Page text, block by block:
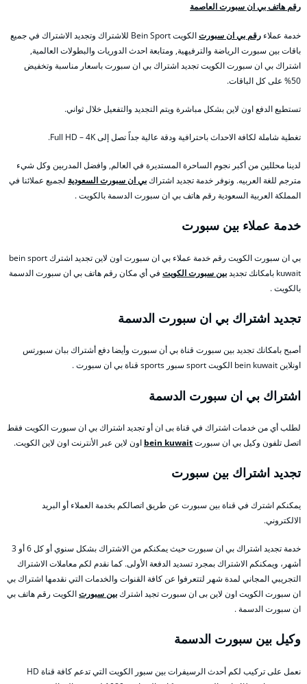
رقم هاتف بي ان سبورت العاصمة
خدمة عملاء رقم بي ان سبورت
الكويت Bein Sport للاشتراك وتجديد الاشتراك في جميع
باقات بين سبورت الرياضة والترفيهية, ومتابعة احدث الدوريات والبطولات العالمية,
اشتراك بي ان سبورت الكويت تجديد اشتراك بي ان سبورت باسعار مناسبة وتخفيض
50% على كل الباقات.
تستطيع الدفع اون لاين بشكل مباشرة ويتم التجديد والتفعيل خلال ثواني.
تغطية شاملة لكافة الاحداث باحترافية ودقة عالية جداً تصل إلى Full HD – 4K.
لدينا محللين من أكبر نجوم الساحرة المستديرة في العالم, وافضل المدربين وكل شيء
مترجم للغة العربيه. ونوفر خدمة تجديد اشتراكبي ان سبورت السعودية لجميع عملائنا في
المملكة العربية السعودية رقم هاتف بي ان سبورت الدسمة بالكويت .
خدمة عملاء بين سبورت
بي ان سبورت الكويت رقم خدمة عملاء بي ان سبورت اون لاين تجديد اشترك bein sport
kuwait بامكانك تجديد
بين سبورت الكويت في أي مكان رقم هاتف بي ان سبورت الدسمة
بالكويت .
تجديد اشتراك بي ان سبورت الدسمة
أصبح بامكانك تجديد بين سبورت قناة بي أن سبورت وأيضا دفع أشتراك ببان سبورتس
اونلاين bein kuwait الكويت sport سبور sports قناة بي ان سبورت .
اشتراك بي ان سبورت الدسمة
لطلب أي من خدمات اشتراك في قناة بى ان أو تجديد اشتراك بي ان سبورت الكويت فقط
اتصل تلفون وكيل بي ان سبورتbein kuwait اون لاين عبر الأنترنت اون لاين الكويت.
تجديد اشتراك بين سبورت
يمكنكم اشترك في قناة بين سبورت عن طريق اتصالكم بخدمة العملاء أو البريد
الالكتروني.
خدمة تجديد اشتراك بي ان سبورت حيث يمكنكم من الاشتراك بشكل سنوي أو كل 6 أو 3
أشهر، ويمكنكم الاشتراك بمجرد تسديد الدفعة الأولى. كما نقدم لكم معاملات الاشتراك
التجريبي المجاني لمدة شهر لتتعرفوا عن كافة القنوات والخدمات التي نقدمها اشتراك بي
ان سبورت الكويت اون لاين بى ان سبورت تجيد اشتركبين سبورتالكويت رقم هاتف بي
ان سبورت الدسمة .
وكيل بين سبورت الدسمة
نعمل على تركيب لكم أحدث الرسيفرات بين سبور الكويت التي تدعم كافة قناة HD